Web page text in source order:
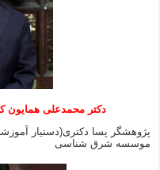
دکتر محمدعلی همایون
پژوهشگر پسا دکتری(دستیار
موسسه شرق شناسی